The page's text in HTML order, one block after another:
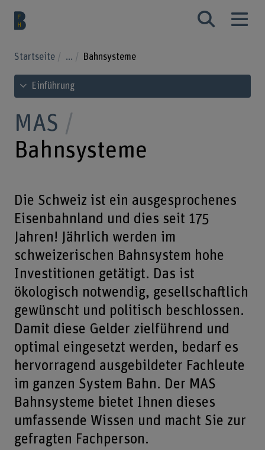
Startseite ... Bahnsysteme
Inhaltsverzeichnis ansehen
Einführung
MAS
Bahnsysteme
Die Schweiz ist ein ausgesprochenes
Eisenbahnland und dies seit 175
Jahren! Jährlich werden im
schweizerischen Bahnsystem hohe
Investitionen getätigt. Das ist
ökologisch notwendig, gesellschaftlich
gewünscht und politisch beschlossen.
Damit diese Gelder zielführend und
optimal eingesetzt werden, bedarf es
hervorragend ausgebildeter Fachleute
im ganzen System Bahn. Der MAS
Bahnsysteme bietet Ihnen dieses
umfassende Wissen und macht Sie zur
gefragten Fachperson.